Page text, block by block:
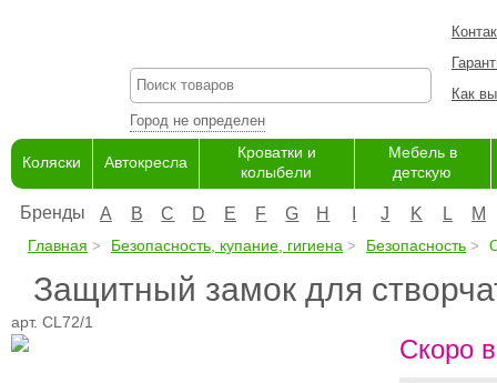
Город не определен
Как
Коляски Автокресла
Кроватки и
колыбели
Мебель в
детскую
Бренды A B C D E F G H J K L M
Главная Безопасность, купание, гигиена Безопасность
Защитный замок для
арт. CL72/1
Скоро